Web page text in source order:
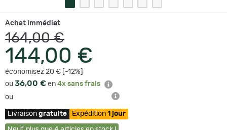
Achat immédiat
164,00 €
144,00 €
économisez 20 € [-12%]
ou 36,00 € en 4x sans frais
ou
Livraison gratuite Expédition 1 jour